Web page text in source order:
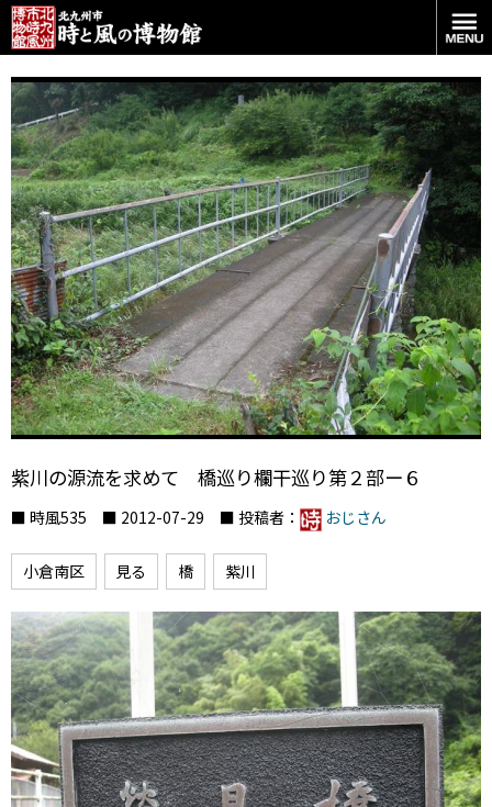
銘板が付いてなく名前がわかりません。
紫川の源流を求めて 橋巡り欄干巡り第２部ー６
■ 時風535 ■ 2012-07-29 ■ 投稿者： おじさん
小倉南区 見る 橋 紫川